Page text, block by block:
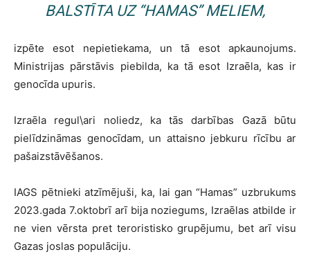
BALSTĪTA UZ “HAMAS” MELIEM,
izpēte esot nepietiekama, un tā esot apkaunojums.
Ministrijas pārstāvis piebilda, ka tā esot Izraēla, kas ir
genocīda upuris.
Izraēla regul\ari noliedz, ka tās darbības Gazā būtu
pielīdzināmas genocīdam, un attaisno jebkuru rīcību ar
pašaizstāvēšanos.
IAGS pētnieki atzīmējuši, ka, lai gan “Hamas” uzbrukums
2023.gada 7.oktobrī arī bija noziegums, Izraēlas atbilde ir
ne vien vērsta pret teroristisko grupējumu, bet arī visu
Gazas joslas populāciju.